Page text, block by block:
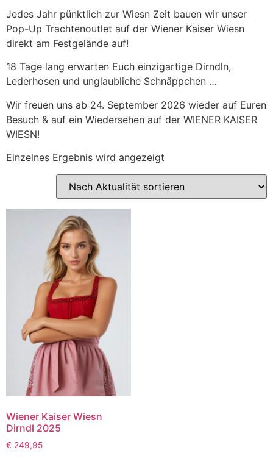
Jedes Jahr pünktlich zur Wiesn Zeit bauen wir unser
Pop-Up Trachtenoutlet auf der Wiener Kaiser Wiesn
direkt am Festgelände auf!
18 Tage lang erwarten Euch einzigartige Dirndln,
Lederhosen und unglaubliche Schnäppchen …
Wir freuen uns ab 24. September 2026 wieder auf Euren
Besuch & auf ein Wiedersehen auf der WIENER KAISER
WIESN!
Einzelnes Ergebnis wird angezeigt
Wiener Kaiser Wiesn
Dirndl 2025
€ 249,95